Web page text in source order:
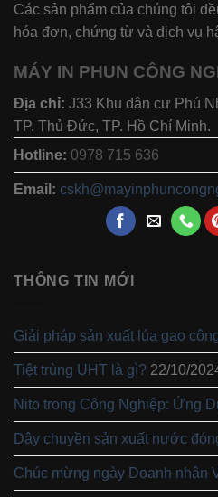
Các sản phẩm của chúng tôi
hóa đơn, chứng từ và dịch vụ
MÁY IN PHUN CÔNG
Địa chỉ: J33 Khu dân cư Phú
TP. Thủ Đức, TP. Hồ Chí Minh.
Hotline: 0978 715 636
Email:
THÔNG TIN MỚI
Giải pháp sản xuất lúa gạo
Tiệt trùng UHT là gì? 22/10/
Nito trong Công Nghiệp: Ứng
Dây chuyền sản xuất nước
Chúc mừng ngày Doanh nhân